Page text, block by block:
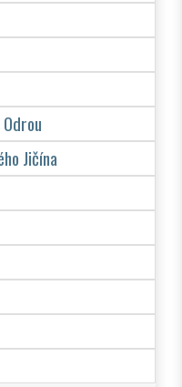
Jičína